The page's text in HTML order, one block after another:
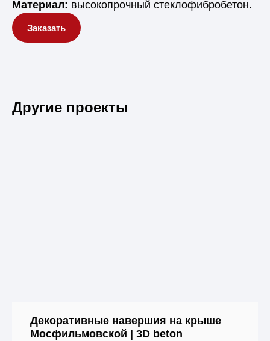
Материал: высокопрочный стеклофибробетон.
Заказать
Другие проекты
Декоративные навершия на крыше
Мосфильмовской | 3D beton